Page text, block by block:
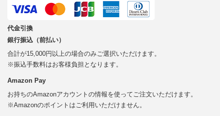
代金引換
銀行振込（前払い）
合計が15,000円以上の場合のみご選択いただけます。
※振込手数料はお客様負担となります。
Amazon Pay
お持ちのAmazonアカウントの情報を使ってご注文いただけます。
※Amazonのポイントはご利用いただけません。